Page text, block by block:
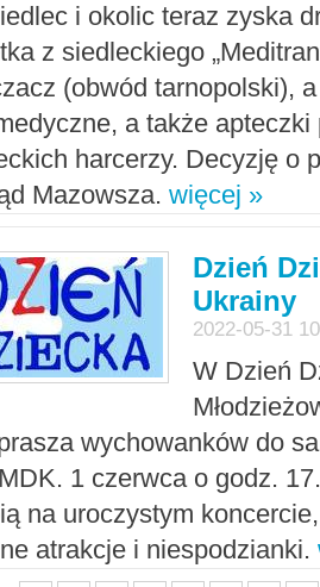
i okolic teraz zyska
z siedleckiego
(obwód tarnopolski),
a także apteczki
harcerzy. Decyzję o
Mazowsza. więcej »
Dzień
Ukrainy
2022-05-31
W Dzień
wychowanków do
1 czerwca o godz.
na uroczystym
atrakcje i niespodzianki.